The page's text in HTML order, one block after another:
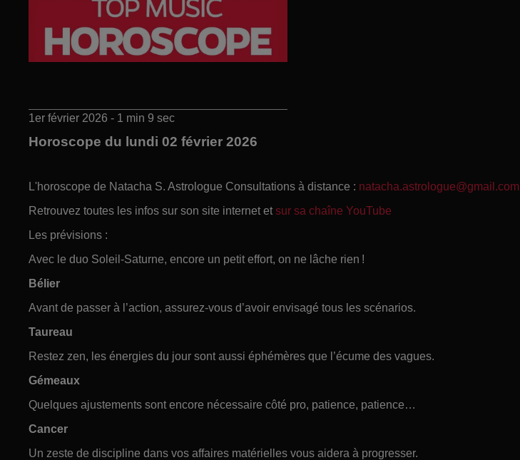
1er février 2026 - 1 min 9 sec
Horoscope du lundi 02 février 2026
L'horoscope de Natacha S. Astrologue Consultations à distance : natacha.astrologue@gmail.com
Retrouvez toutes les infos sur son site internet et sur sa chaîne YouTube
Les prévisions :
Avec le duo Soleil-Saturne, encore un petit effort, on ne lâche rien !
Bélier
Avant de passer à l’action, assurez-vous d’avoir envisagé tous les scénarios.
Taureau
Restez zen, les énergies du jour sont aussi éphémères que l’écume des vagues.
Gémeaux
Quelques ajustements sont encore nécessaire côté pro, patience, patience…
Cancer
Un zeste de discipline dans vos affaires matérielles vous aidera à progresser.